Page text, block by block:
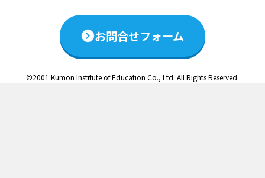
お問合せフォーム
©2001 Kumon Institute of Education Co., Ltd. All Rights Reserved.